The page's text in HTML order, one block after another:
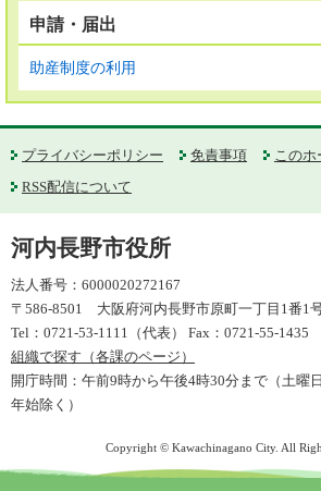
申請・届出
助産制度の利用
プライバシーポリシー 免責事項
このホ
RSS配信について
河内長野市役所
法人番号：6000020272167
〒586-8501 大阪府河内長野市原町一丁目1番1
Tel：0721-53-1111（代表） Fax：0721-55-1435
組織で探す（各課のページ）
開庁時間：午前9時から午後4時30分まで（土曜
年始除く）
Copyright © Kawachinagano City. All